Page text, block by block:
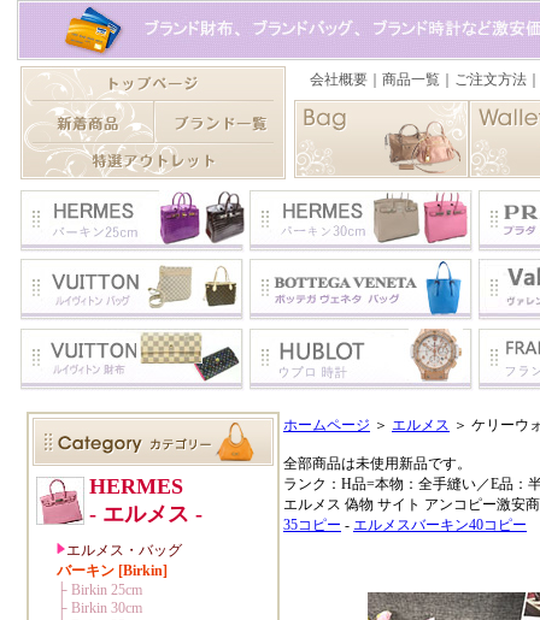
ホームページ ＞ エルメス ＞ ケリー
全部商品は未使用新品です。
ランク：H品=本物：全手縫い／E品：
エルメス 偽物 サイト アンコピー激安
35コピー - エルメスバーキン40コピー